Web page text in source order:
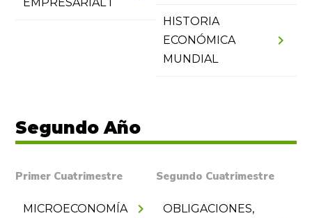
EMPRESARIAL I
HISTORIA
ECONÓMICA
MUNDIAL
chevron_right
Segundo Año
Primer Cuatrimestre
MICROECONOMÍA chevron_right
Segundo Cuatrimestre
OBLIGACIONES,